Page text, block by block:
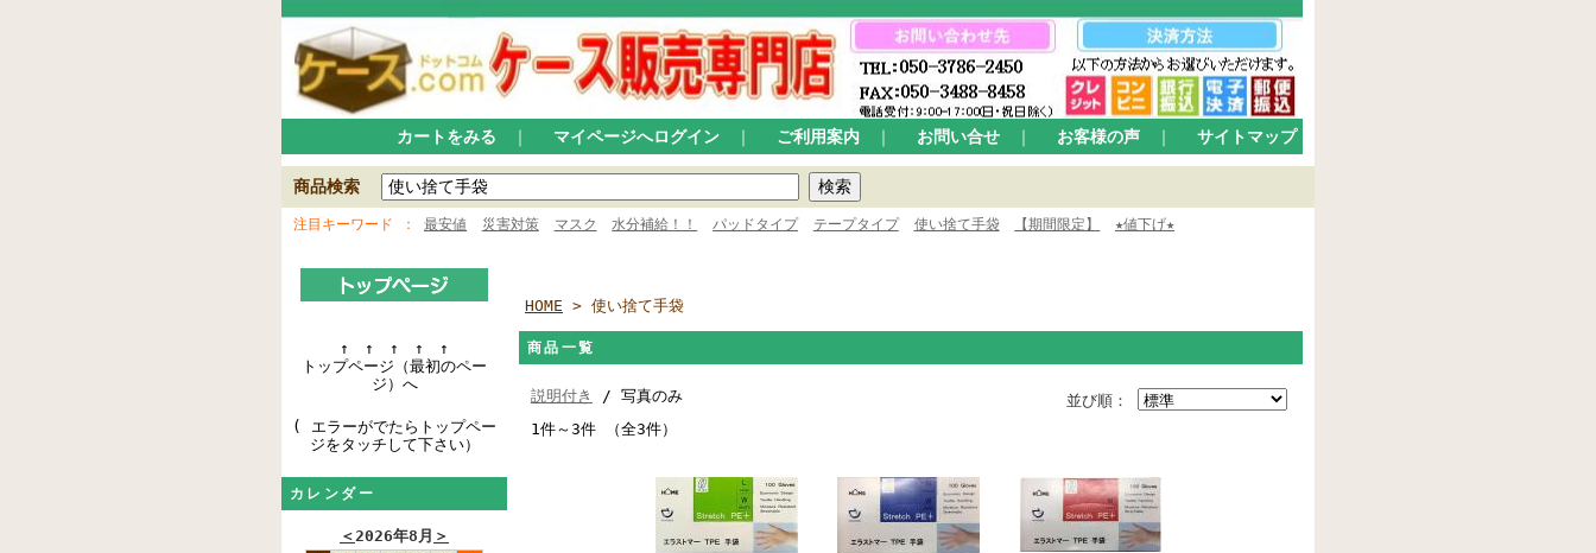
カートをみる ｜ マイページへログイン ｜ ご利用案内 ｜ お問い合せ ｜ お客様の声 ｜ サイトマップ
商品検索
注目キーワード 最安値 災害対策 マスク 水分補給！！ パッドタイプ テープタイプ 使い捨て手袋 【期間限定】 ★値下げ★
↑ ↑ ↑ ↑ ↑
トップページ（最初のペー
ジ）へ
( エラーがでたらトップペー
ジをタッチして下さい）
カレンダー
＜2026年8月 ＞
HOME > 使い捨て手袋
商品一覧
並び順：
説明付き
/ 写真のみ
1件～3件 （全3件）